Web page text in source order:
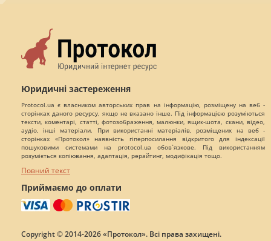
Юридичні застереження
Protocol.ua є власником авторських прав на інформацію, розміщену на веб -
сторінках даного ресурсу, якщо не вказано інше. Під інформацією розуміються
тексти, коментарі, статті, фотозображення, малюнки, ящик-шота, скани, відео,
аудіо, інші матеріали. При використанні матеріалів, розміщених на веб -
сторінках «Протокол» наявність гіперпосилання відкритого для індексації
пошуковими системами на protocol.ua обов`язкове. Під використанням
розуміється копіювання, адаптація, рерайтинг, модифікація тощо.
Повний текст
Приймаємо до оплати
Copyright © 2014-2026 «Протокол». Всі права захищені.